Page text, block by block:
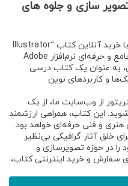
سازی و جلوه های
خرید آنلاین کتاب “Illustrator
، گام مهمی در مسیر یادگیری جامع و حرفه‌ای نرم‌افزار Adobe
کتاب درسی
و کاربردهای نوین
از وب‌سایت ما، از یک
این کتاب، همراهی ارزشمند
و فنی حرفه‌ای خواهد بود.
خلق آثار گرافیکی بی‌نظیر
در حوزه تصویرسازی و
سفارش و خرید اینترنتی کتاب،